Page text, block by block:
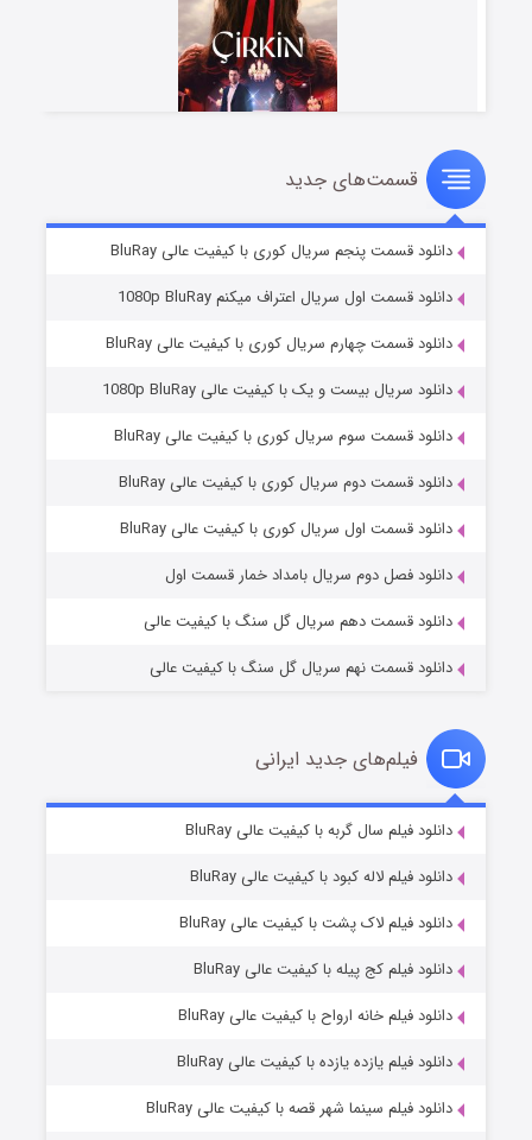
سریال زشت
قسمت2 (زیرنویس) منتشر شد
مردگان متحرک: شهر مرده ۳
قسمت2 (زیرنویس) منتشر شد
قسمت7 (زیرنویس) منتشر شد
قسمت‌های جدید
دانلود قسمت پنجم سریال کوری با کیفیت عالی BluRay
دانلود قسمت اول سریال اعتراف میکنم 1080p BluRay
دانلود قسمت چهارم سریال کوری با کیفیت عالی BluRay
دانلود سریال بیست و یک با کیفیت عالی 1080p BluRay
دانلود قسمت سوم سریال کوری با کیفیت عالی BluRay
دانلود قسمت دوم سریال کوری با کیفیت عالی BluRay
دانلود قسمت اول سریال کوری با کیفیت عالی BluRay
دانلود فصل دوم سریال بامداد خمار قسمت اول
دانلود قسمت دهم سریال گل سنگ با کیفیت عالی
دانلود قسمت نهم سریال گل سنگ با کیفیت عالی
فیلم‌های جدید ایرانی
دانلود فیلم سال گربه با کیفیت عالی BluRay
دانلود فیلم لاله کبود با کیفیت عالی BluRay
دانلود فیلم لاک پشت با کیفیت عالی BluRay
دانلود فیلم کج‌ پیله با کیفیت عالی BluRay
دانلود فیلم خانه ارواح با کیفیت عالی BluRay
دانلود فیلم یازده یازده با کیفیت عالی BluRay
دانلود فیلم سینما شهر قصه با کیفیت عالی BluRay